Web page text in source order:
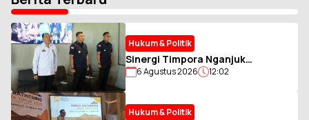
Hukum & Politik
Sinergi Timpora Nganjuk
Diperkuat, Imigrasi Kediri
Asing
6 Agustus 2026 12:02
Hukum & Politik